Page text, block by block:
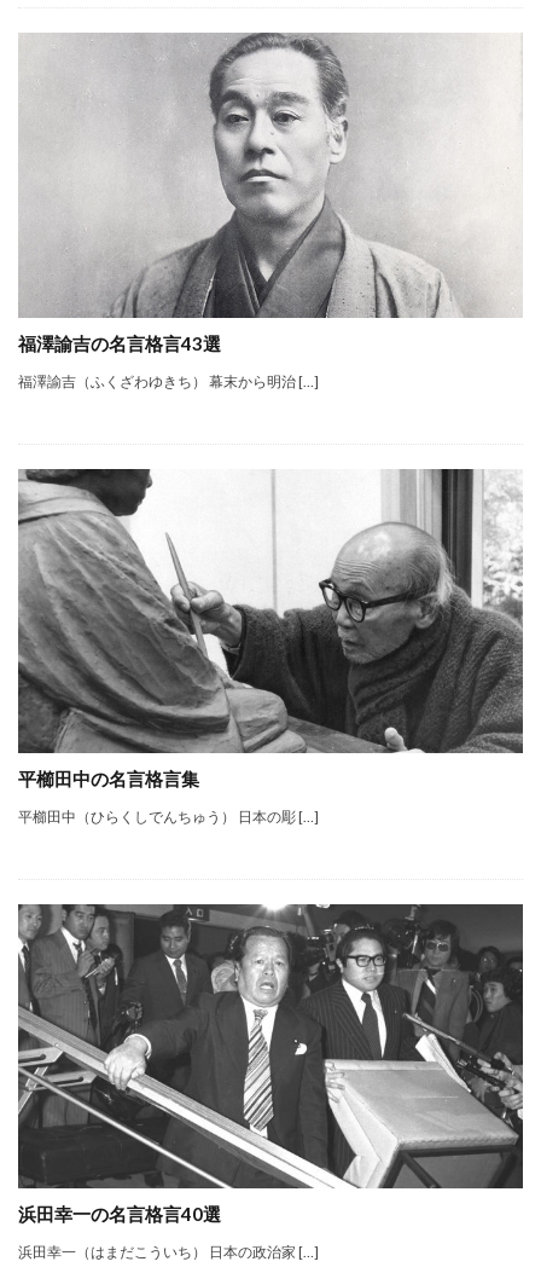
福澤諭吉の名言格言43選
福澤諭吉（ふくざわゆきち） 幕末から明治 […]
平櫛田中の名言格言集
平櫛田中（ひらくしでんちゅう） 日本の彫 […]
浜田幸一の名言格言40選
浜田幸一（はまだこういち） 日本の政治家 […]